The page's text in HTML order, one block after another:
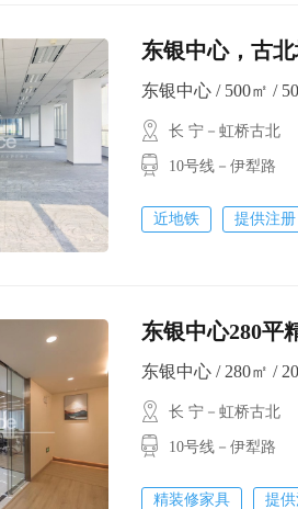
东银中心，古
东银中心 / 500㎡ /
长 宁－虹桥古北
10号线－伊犁路
近地铁 提供注册
东银中心280平精
东银中心 / 280㎡ /
长 宁－虹桥古北
10号线－伊犁路
精装修家具 提